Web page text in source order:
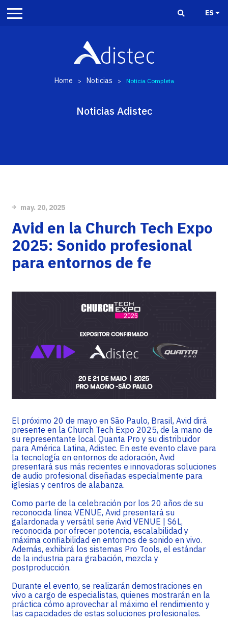
ES
Home > Noticias > Noticia Completa
Noticias Adistec
may. 20, 2025
Avid en la Church Tech Expo
2025: Sonido profesional
para entornos de fe
El próximo 20 de mayo en São Paulo, Brasil, Avid dirá
presente en la Church Tech Expo 2025, de la mano de
su representante local Quanta Pro y su distribuidor
para América Latina, Adistec. En este evento clave para
la tecnología en entornos de adoración, Avid
presentará sus más recientes e innovadoras soluciones
de audio profesional diseñadas especialmente para
iglesias y centros de alabanza.
Como parte de la celebración por los 20 años de su
reconocida línea VENUE, Avid presentará su
galardonada y versátil serie Avid VENUE | S6L,
reconocida por ofrecer potencia, escalabilidad y
máxima confiabilidad en entornos de sonido en vivo.
Además, exhibirá los sistemas Pro Tools, el estándar
de la industria para grabación, mezcla y
postproducción.
Durante el evento, se realizarán demostraciones en
vivo a cargo de especialistas, quienes mostrarán en la
práctica cómo aprovechar al máximo el rendimiento y
las capacidades de estas soluciones profesionales.